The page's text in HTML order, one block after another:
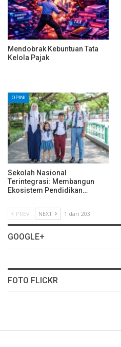
Mendobrak Kebuntuan Tata
Kelola Pajak
OPINI
Sekolah Nasional
Terintegrasi: Membangun
Ekosistem Pendidikan…
PREV NEXT 1 dari 203
GOOGLE+
FOTO FLICKR